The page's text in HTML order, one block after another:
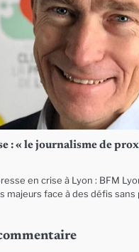
: « le journalisme de
en crise à Lyon : BFM
majeurs face à des défis